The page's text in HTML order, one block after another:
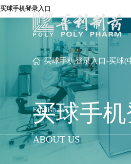
买球手机登录入口
买球手机登录入口-买球(
English
买球手
ABOUT US